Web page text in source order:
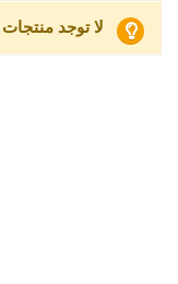
لا توجد